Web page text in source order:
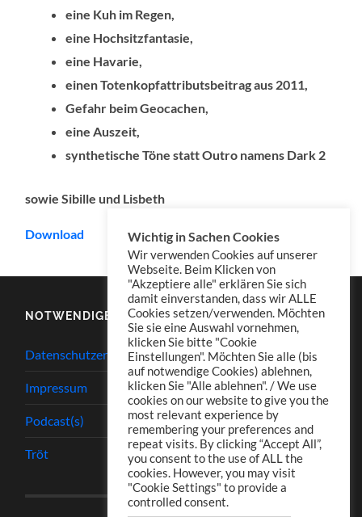
eine Kuh im Regen,
eine Hochsitzfantasie,
eine Havarie,
einen Totenkopfattributsbeitrag aus 2011,
Gefahr beim Geocachen,
eine Auszeit,
synthetische Töne statt Outro namens Dark 2
sowie Sibille und Lisbeth
Download
NOTWENDIGES
Datenschutzerklärung
Impressum
Podcast(s)
Tröt
Wichtig in Sachen Cookies
Wir verwenden Cookies auf unserer
Webseite. Beim Klicken von
"Akzeptiere alle" erklären Sie sich
damit einverstanden, dass wir ALLE
Cookies setzen/verwenden. Möchten
Sie sie eine Auswahl vornehmen,
klicken Sie bitte "Cookie
Einstellungen". Möchten Sie alle (bis
auf notwendige Cookies) ablehnen,
klicken Sie "Alle ablehnen". / We use
cookies on our website to give you the
most relevant experience by
remembering your preferences and
repeat visits. By clicking “Accept All”,
you consent to the use of ALL the
cookies. However, you may visit
"Cookie Settings" to provide a
controlled consent.